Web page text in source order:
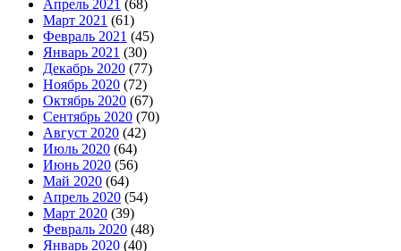
Апрель 2021 (68)
Март 2021 (61)
Февраль 2021 (45)
Январь 2021 (30)
Декабрь 2020 (77)
Ноябрь 2020 (72)
Октябрь 2020 (67)
Сентябрь 2020 (70)
Август 2020 (42)
Июль 2020 (64)
Июнь 2020 (56)
Май 2020 (64)
Апрель 2020 (54)
Март 2020 (39)
Февраль 2020 (48)
Январь 2020 (40)